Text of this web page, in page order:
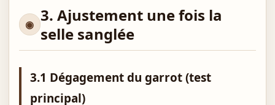
3. Ajustement une fois la
selle sanglée
3.1 Dégagement du garrot (test
principal)